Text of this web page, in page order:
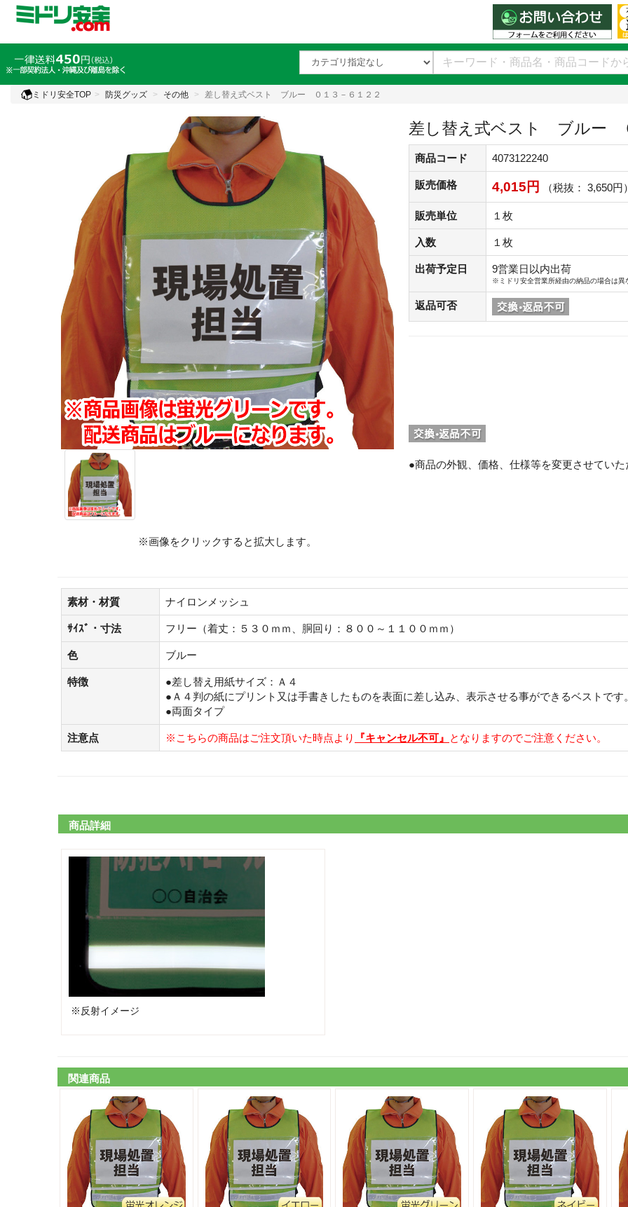
ミドリ安全TOP 防災グッズ その他 差し替え式ベスト ブルー ０１３－６１２２
※画像をクリックすると拡大します。
差し替え式ベスト ブルー
商品コード 4073122240
販売価格 4,015円 （税抜： 3,650円
販売単位 １枚
入数 １枚
出荷予定日 9営業日以内出荷
※ミドリ安全営業所経由の納品の場合は異
返品可否
●商品の外観、価格、仕様等を変更させてい
素材・材質 ナイロンメッシュ
ｻｲｽﾞ・寸法 フリー（着丈：５３０ｍｍ、胴回り：８００～１１００ｍｍ）
色 ブルー
特徴
●差し替え用紙サイズ：Ａ４
●Ａ４判の紙にプリント又は手書きしたものを表面に差し込み、表示させる事ができるベストです
●両面タイプ
注意点 ※こちらの商品はご注文頂いた時点より 『キャンセル不可』 となりますのでご注意ください。
商品詳細
※反射イメージ
関連商品